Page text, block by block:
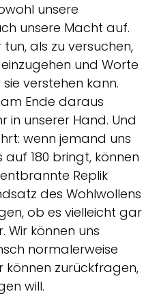
unsere
unsere Macht auf.
als zu versuchen,
und Worte
verstehen kann.
Ende daraus
in unserer Hand. Und
wenn jemand uns
180 bringt, können
Replik
des Wohlwollens
ob es vielleicht gar
Wir können uns
normalerweise
können zurückfragen,
will.